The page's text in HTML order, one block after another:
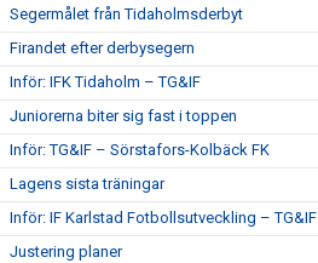
Segermålet från Tidaholmsderbyt
Firandet efter derbysegern
Inför: IFK Tidaholm – TG&IF
Juniorerna biter sig fast i toppen
Inför: TG&IF – Sörstafors-Kolbäck FK
Lagens sista träningar
Inför: IF Karlstad Fotbollsutveckling – TG&IF
Justering planer